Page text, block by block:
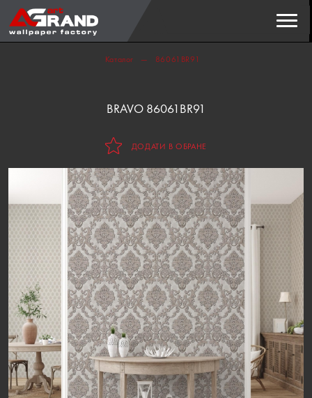
Каталог 86061BR91
BRAVO 86061BR91
ДОДАТИ В ОБРАНЕ